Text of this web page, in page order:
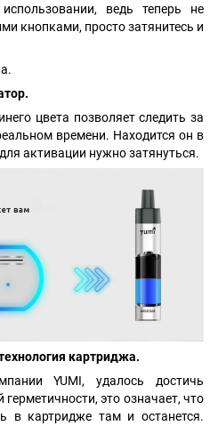
ведь теперь не
кнопками, просто затянитесь и
цвета позволяет следить за
времени. Находится он в
активации нужно затянуться.
картриджа.
YUMI, удалось достичь
это означает, что
в картридже там и останется.